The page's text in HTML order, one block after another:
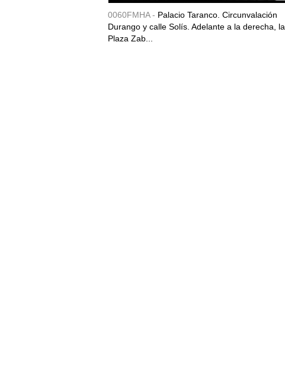
0060FMHA - Palacio Taranco. Circunvalación
Durango y calle Solís. Adelante a la derecha, la
Plaza Zab...